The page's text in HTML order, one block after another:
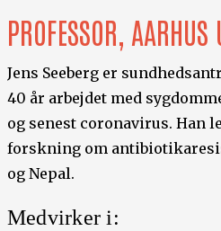
PROFESSOR, AARHUS
Jens Seeberg er
40 år arbejdet med
og senest coronavirus. Han
forskning om
og Nepal.
Medvirker i: